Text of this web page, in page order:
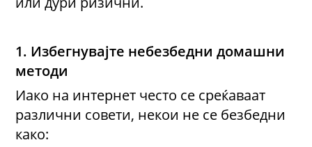
1. Избегнувајте небезбедни домашни
методи
Иако на интернет често се среќаваат
различни совети, некои не се безбедни
како: